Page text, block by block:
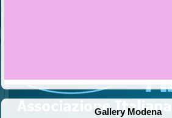
Gallery Modena